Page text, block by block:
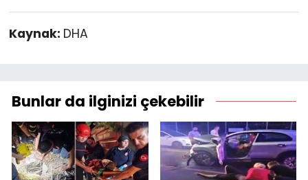
Kaynak: DHA
Bunlar da ilginizi çekebilir